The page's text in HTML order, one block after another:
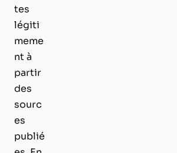
tes
légiti
meme
nt à
partir
des
sourc
es
publié